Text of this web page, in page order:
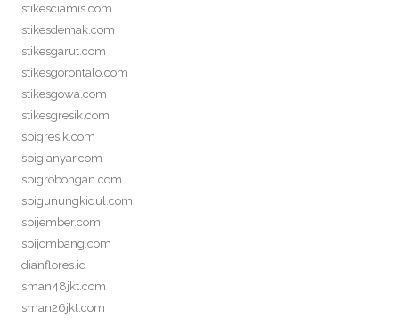
stikesciamis.com
stikesdemak.com
stikesgarut.com
stikesgorontalo.com
stikesgowa.com
stikesgresik.com
spigresik.com
spigianyar.com
spigrobongan.com
spigunungkidul.com
spijember.com
spijombang.com
dianflores.id
sman48jkt.com
sman26jkt.com